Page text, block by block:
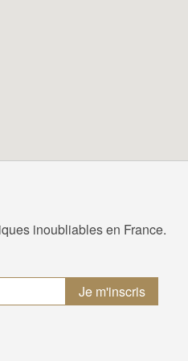
inoubliables en France.